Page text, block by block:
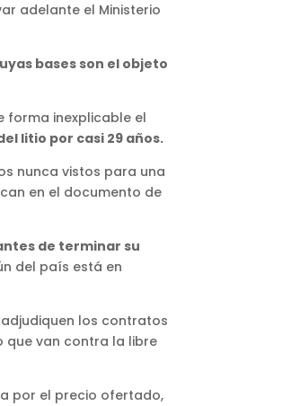
adelante el Ministerio
bases son el objeto
forma inexplicable el
litio por casi 29 años.
nunca vistos para una
en el documento de
de terminar su
del país está en
los contratos
que van contra la libre
por el precio ofertado,